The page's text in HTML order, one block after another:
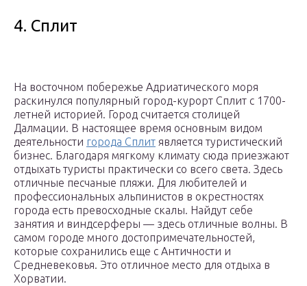
4. Сплит
На восточном побережье Адриатического моря
раскинулся популярный город-курорт Сплит с 1700-
летней историей. Город считается столицей
Далмации. В настоящее время основным видом
деятельности города Сплит является туристический
бизнес. Благодаря мягкому климату сюда приезжают
отдыхать туристы практически со всего света. Здесь
отличные песчаные пляжи. Для любителей и
профессиональных альпинистов в окрестностях
города есть превосходные скалы. Найдут себе
занятия и виндсерферы — здесь отличные волны. В
самом городе много достопримечательностей,
которые сохранились еще с Античности и
Средневековья. Это отличное место для отдыха в
Хорватии.